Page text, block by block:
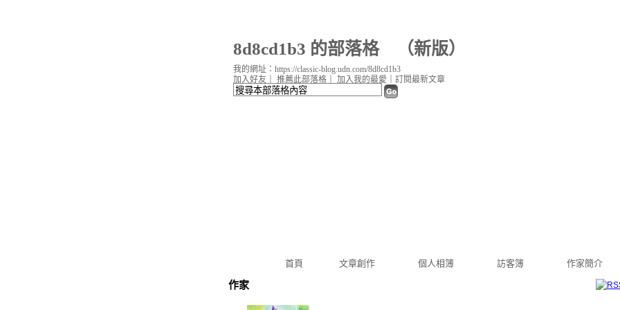
8d8cd1b3 的部落格（新版）
首頁 文章創作 個人相簿 訪客簿 作家簡介
加入好友 推薦此部落格 加入我的最愛 訂閱最新文章
我的網址：https://classic-blog.udn.com/8d8cd1b3
作家